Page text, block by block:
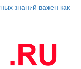
знаний важен как